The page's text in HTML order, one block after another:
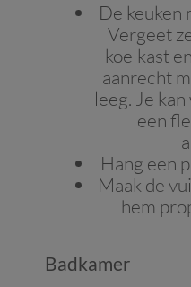
De keuken
Vergeet
koelkast
aanrecht
leeg. Je
een
Hang een
Maak de
hem
Badkamer